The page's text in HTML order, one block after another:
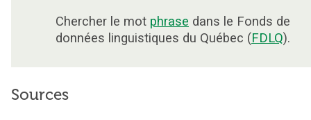
Chercher le mot phrase dans le Fonds de
données linguistiques du Québec (FDLQ).
Sources